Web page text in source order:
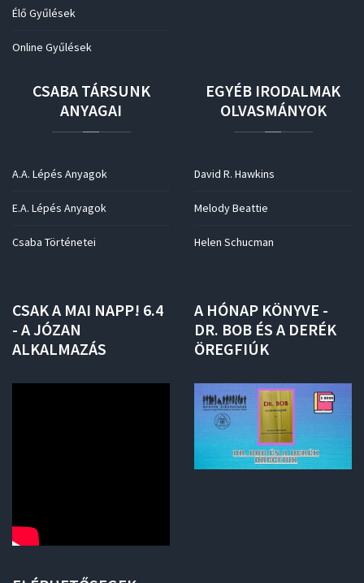
Élő Gyűlések
Online Gyűlések
CSABA TÁRSUNK
ANYAGAI
A.A. Lépés Anyagok
E.A. Lépés Anyagok
Csaba Történetei
EGYÉB IRODALMAK
OLVASMÁNYOK
David R. Hawkins
Melody Beattie
Helen Schucman
CSAKA MAI NAPP! 6.4
- AJÓZAN
ALKALMAZÁS
A HÓNAP KÖNYVE -
DR. BOB ÉS A DERÉK
ÖREGFIÚK